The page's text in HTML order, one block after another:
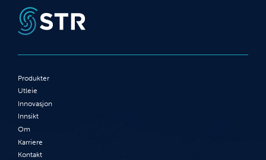
Produkter
Utleie
Innovasjon
Innsikt
Om
Karriere
Kontakt